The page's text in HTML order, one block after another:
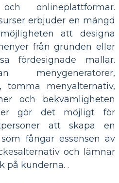
onlineplattformar.
erbjuder en mängd
att designa
från grunden eller
fördesignade mallar.
menygeneratorer,
tomma menyalternativ,
och bekvämligheten
gör det möjligt för
att skapa en
fångar essensen av
och lämnar
på kunderna. .